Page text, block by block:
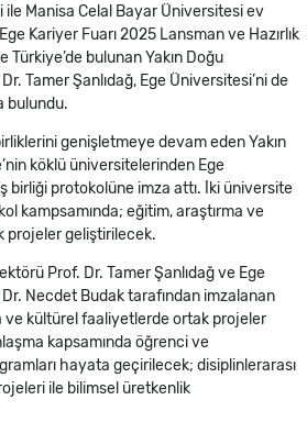
ile Manisa Celal Bayar Üniversitesi ev
Kariyer Fuarı 2025 Lansman ve Hazırlık
Türkiye’de bulunan Yakın Doğu
Tamer Şanlıdağ, Ege Üniversitesi’ni de
bulundu.
genişletmeye devam eden Yakın
köklü üniversitelerinden Ege
birliği protokolüne imza attı. İki üniversite
kampsamında; eğitim, araştırma ve
projeler geliştirilecek.
Prof. Dr. Tamer Şanlıdağ ve Ege
Necdet Budak tarafından imzalanan
ve kültürel faaliyetlerde ortak projeler
kapsamında öğrenci ve
hayata geçirilecek; disiplinlerarası
ile bilimsel üretkenlik